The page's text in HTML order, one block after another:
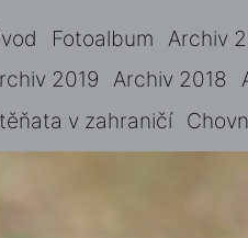
Fotoalbum
Archiv
2019 Archiv 2018
v zahraničí